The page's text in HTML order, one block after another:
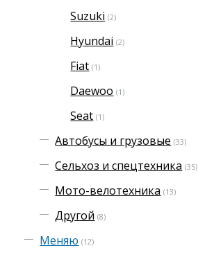
Suzuki (2)
Hyundai (2)
Fiat (1)
Daewoo (1)
Seat (1)
Автобусы и грузовые (33)
Сельхоз и спецтехника (35)
Мото-велотехника (13)
Другой (8)
Меняю (12)